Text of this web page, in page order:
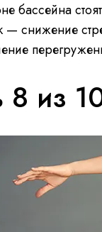
бассейна
— снижение
8 из